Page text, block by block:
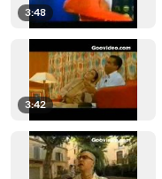
3:48
3:42